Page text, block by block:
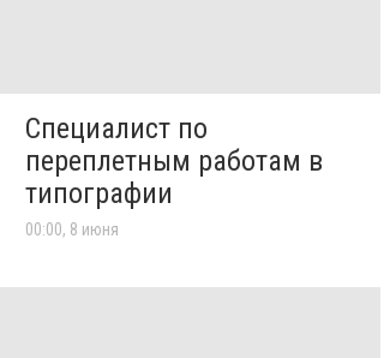
Специалист по
переплетным работам в
типографии
00:00, 8 июня